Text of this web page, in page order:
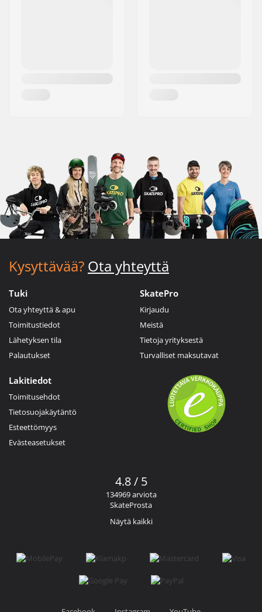
Kysyttävää? Ota yhteyttä
Tuki
Ota yhteyttä & apu
Toimitustiedot
Lähetyksen tila
Palautukset
SkatePro
Kirjaudu
Meistä
Tietoja yrityksestä
Turvalliset maksutavat
Lakitiedot
Toimitusehdot
Tietosuojakäytäntö
Esteettömyys
Evästeasetukset
4.8 / 5
134969 arviota
SkateProsta
Näytä kaikki